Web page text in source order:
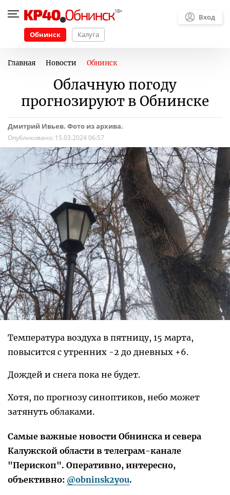
Обнинск Калуга
Вход
Главная Новости Обнинск
Облачную погоду
прогнозируют в Обнинске
Дмитрий Ивьев. Фото из архива.
Опубликовано: 15.03.2024 06:57
Температура воздуха в пятницу, 15 марта,
повысится с утренних -2 до дневных +6.
Дождей и снега пока не будет.
Хотя, по прогнозу синоптиков, небо может
затянуть облаками.
Самые важные новости Обнинска и севера
Калужской области в телеграм-канале
"Перископ". Оперативно, интересно,
объективно: @obninsk2you.